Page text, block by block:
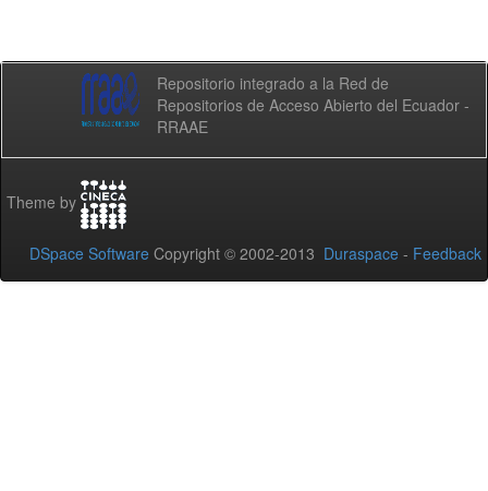
Repositorio integrado a la Red de
Repositorios de Acceso Abierto del Ecuador -
RRAAE
Theme by
DSpace Software Copyright © 2002-2013 Duraspace - Feedback